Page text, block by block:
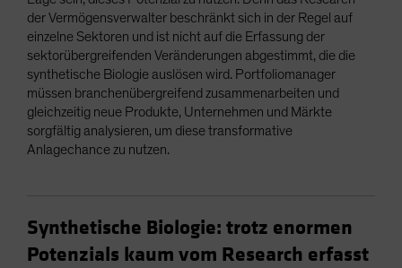
der Vermögensverwalter beschränkt sich in der Regel auf
einzelne Sektoren und ist nicht auf die Erfassung der
sektorübergreifenden Veränderungen abgestimmt, die die
synthetische Biologie auslösen wird. Portfoliomanager
müssen branchenübergreifend zusammenarbeiten und
gleichzeitig neue Produkte, Unternehmen und Märkte
sorgfältig analysieren, um diese transformative
Anlagechance zu nutzen.
Synthetische Biologie: trotz enormen
Potenzials kaum vom Research erfasst